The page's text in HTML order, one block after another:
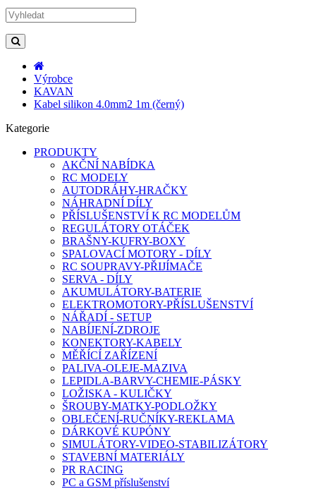
Výrobce
KAVAN
Kabel silikon 4.0mm2 1m (černý)
Kategorie
PRODUKTY
AKČNÍ NABÍDKA
RC MODELY
AUTODRÁHY-HRAČKY
NÁHRADNÍ DÍLY
PŘÍSLUŠENSTVÍ K RC MODELŮM
REGULÁTORY OTÁČEK
BRAŠNY-KUFRY-BOXY
SPALOVACÍ MOTORY - DÍLY
RC SOUPRAVY-PŘIJÍMAČE
SERVA - DÍLY
AKUMULÁTORY-BATERIE
ELEKTROMOTORY-PŘÍSLUŠENSTVÍ
NÁŘADÍ - SETUP
NABÍJENÍ-ZDROJE
KONEKTORY-KABELY
MĚŘÍCÍ ZAŘÍZENÍ
PALIVA-OLEJE-MAZIVA
LEPIDLA-BARVY-CHEMIE-PÁSKY
LOŽISKA - KULIČKY
ŠROUBY-MATKY-PODLOŽKY
OBLEČENÍ-RUČNÍKY-REKLAMA
DÁRKOVÉ KUPÓNY
SIMULÁTORY-VIDEO-STABILIZÁTORY
STAVEBNÍ MATERIÁLY
PR RACING
PC a GSM příslušenství